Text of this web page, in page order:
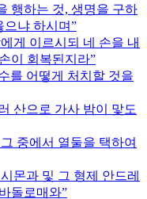
행하는 것, 생명을 구하
으냐 하시며
게 이르시되 네 손을 내
이 회복된지라
를 어떻게 처치할 것을
산으로 가사 밤이 맟도
중에서 열둘을 택하여
몬과 및 그 형제 안드레
돌로매와